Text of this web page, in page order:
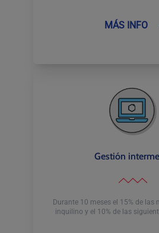
MÁS INFO
Gestión
Durante 10 meses el 15% de las
inquilino y el 10% de las